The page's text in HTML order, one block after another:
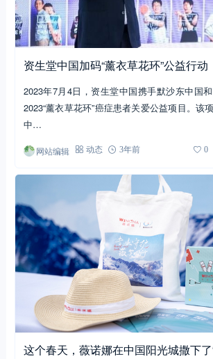
资生堂中国加码“薰衣草花环”公益行动
2023年7月4日，资生堂中国携手默沙东中国
2023“薰衣草花环”癌症患者关爱公益项目。该
中…
网站编辑 动态 3年前 0
这个春天，薇诺娜在中国阳光城撒下了